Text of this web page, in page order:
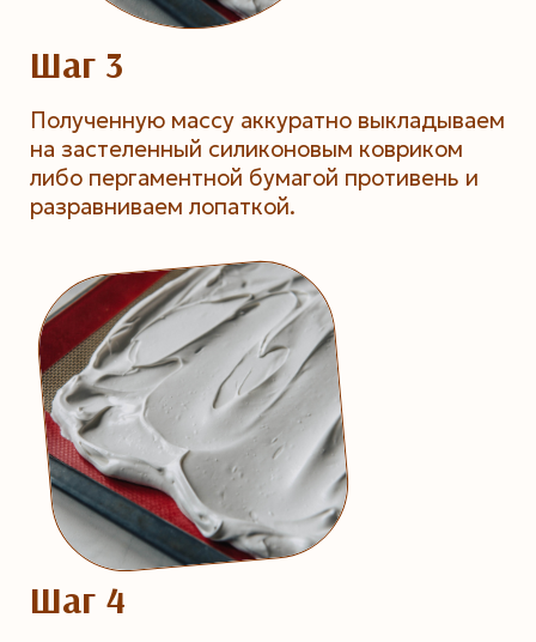
Шаг 3
Полученную массу аккуратно выкладываем
на застеленный силиконовым ковриком
либо пергаментной бумагой противень и
разравниваем лопаткой.
Шаг 4